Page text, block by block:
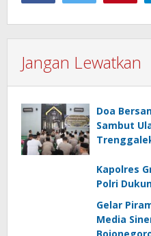
Jangan Lewatkan
Doa
Sambut
Kapolres
Polri
Gelar
Media